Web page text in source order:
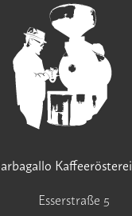
Kaffeerösterei
Esserstraße 5